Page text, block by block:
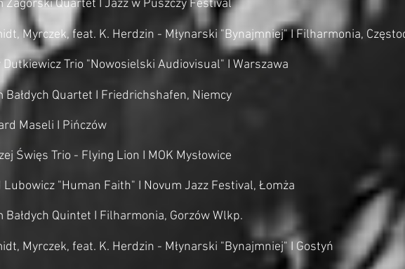
Quartet I Jazz w Puszczy Festival
Myrczek, feat. K. Herdzin - Młynarski "Bynajmniej" I Filharmonia,
Trio "Nowosielski Audiovisual" I Warszawa
Quartet I Friedrichshafen, Niemcy
Maseli I Pińczów
Święs Trio - Flying Lion I MOK Mysłowice
"Human Faith" I Novum Jazz Festival, Łomża
Quintet I Filharmonia, Gorzów Wlkp.
Myrczek, feat. K. Herdzin - Młynarski "Bynajmniej" I Gostyń